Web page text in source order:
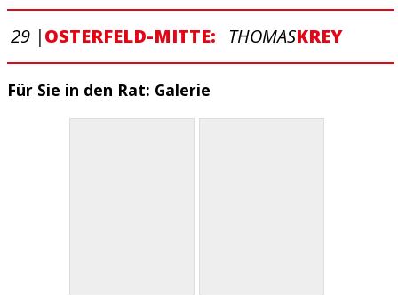
29 |OSTERFELD-MITTE: THOMASKREY
Für Sie in den Rat: Galerie